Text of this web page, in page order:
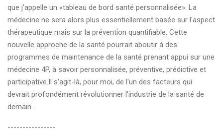
que j'appelle un «tableau de bord santé personnalisée». La
médecine ne sera alors plus essentiellement basée sur l'aspect
thérapeutique mais sur la prévention quantifiable. Cette
nouvelle approche de la santé pourrait aboutir à des
programmes de maintenance de la santé prenant appui sur une
médecine 4P, à savoir personnalisée, préventive, prédictive et
participative.Il s'agit-là, pour moi, de l'un des facteurs qui
devrait profondément révolutionner l'industrie de la santé de
demain.
----------------